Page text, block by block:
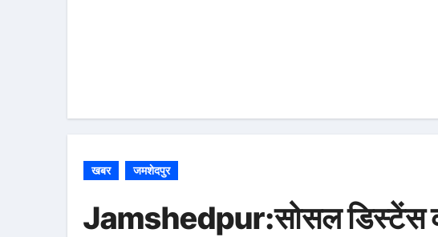
खबर जमशेदपुर
Jamshedpur:सोसल डिस्टेंस